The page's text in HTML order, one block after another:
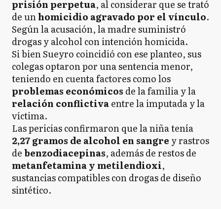
prisión perpetua, al considerar que se trató
de unhomicidio agravado por el vínculo.
Según la acusación, la madre suministró
drogas y alcohol con intención homicida.
Si bien Sueyro coincidió con ese planteo, sus
colegas optaron por una sentencia menor,
teniendo en cuenta factores como los
problemas económicos de la familia y la
relación conflictivaentre la imputada y la
víctima.
Las pericias confirmaron que la niña tenía
2,27 gramos de alcohol en sangre y rastros
debenzodiacepinas, además de restos de
metanfetamina y metilendioxi,
sustancias compatibles con drogas de diseño
sintético.